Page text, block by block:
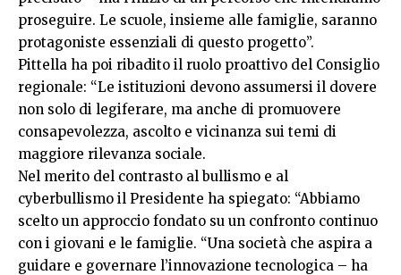
proseguire. Le scuole, insieme alle famiglie, saranno
protagoniste essenziali di questo progetto”.
Pittella ha poi ribadito il ruolo proattivo del Consiglio
regionale: “Le istituzioni devono assumersi il dovere
non solo di legiferare, ma anche di promuovere
consapevolezza, ascolto e vicinanza sui temi di
maggiore rilevanza sociale.
Nel merito del contrasto al bullismo e al
cyberbullismo il Presidente ha spiegato: “Abbiamo
scelto un approccio fondato su un confronto continuo
con i giovani e le famiglie. “Una società che aspira a
guidare e governare l’innovazione tecnologica – ha